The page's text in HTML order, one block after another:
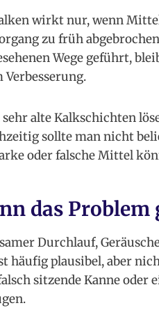
wirkt nur, wenn
zu früh
Wege geführt,
Verbesserung.
sehr alte Kalkschichten
sollte man nicht
oder falsche Mittel
das
Durchlauf,
häufig plausibel, aber
sitzende Kanne